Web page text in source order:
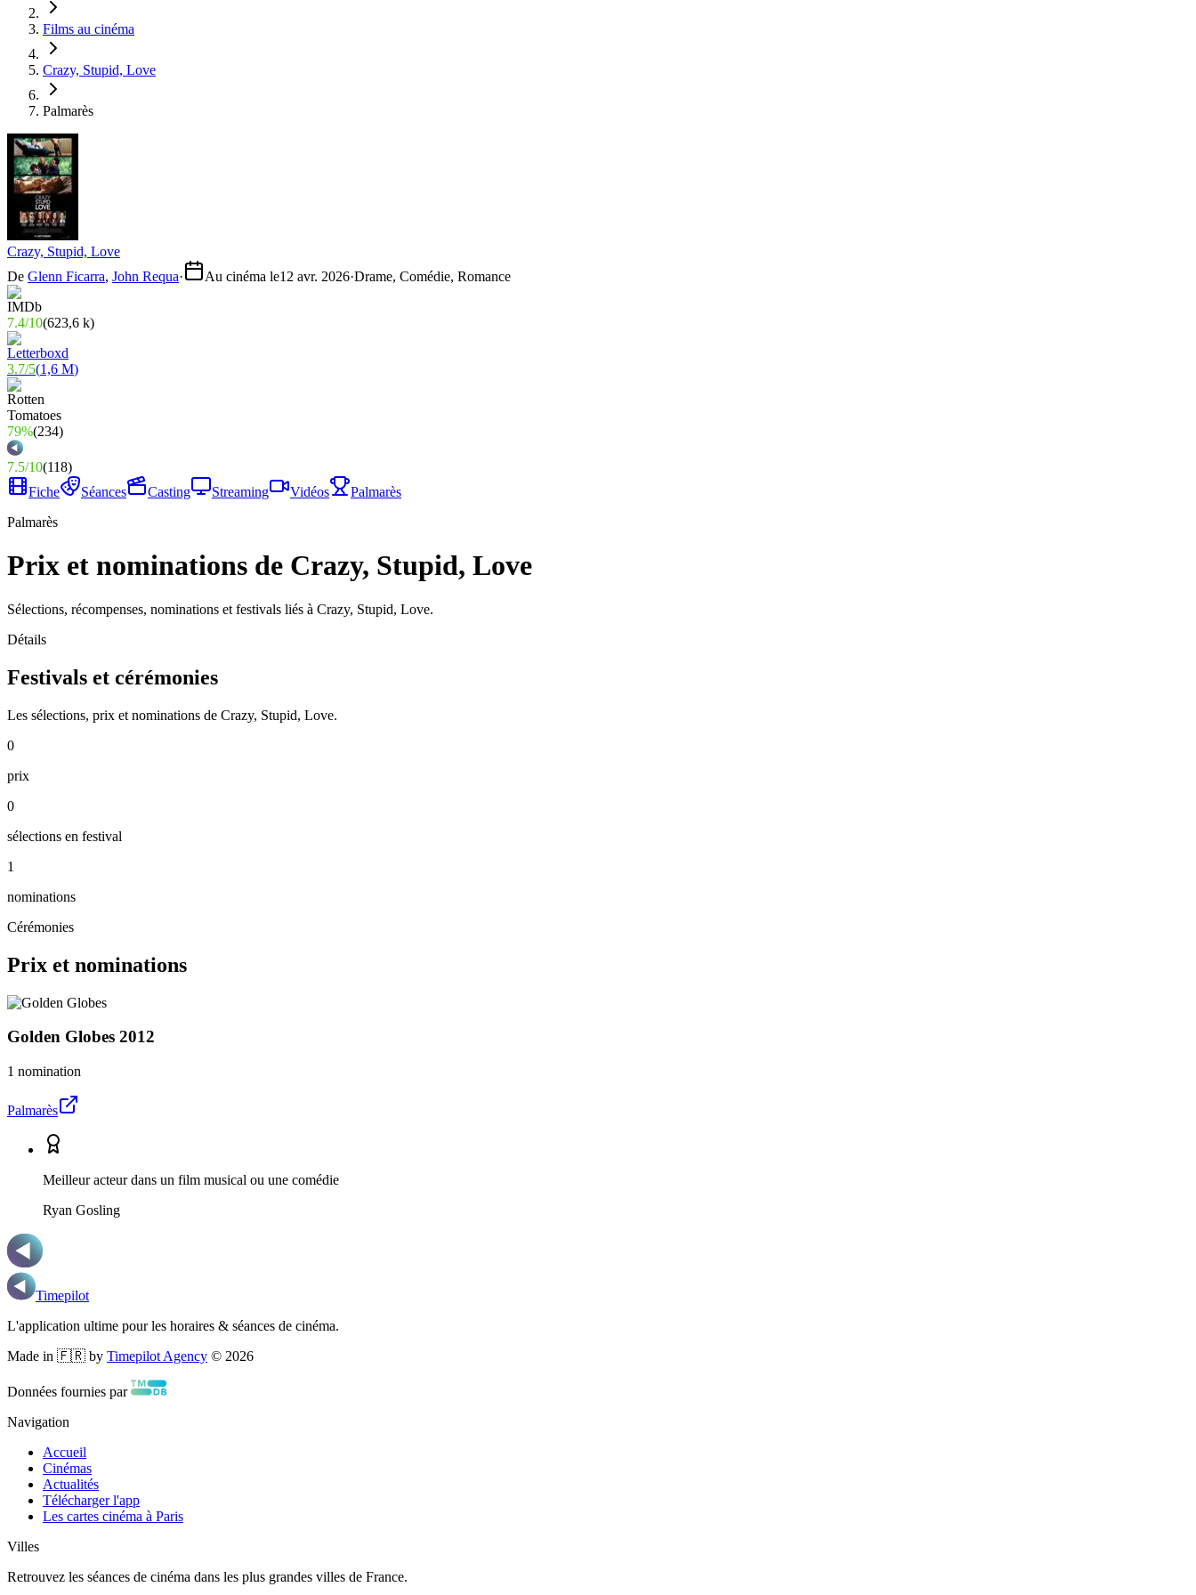
Films au cinéma
Crazy, Stupid, Love
Palmarès
Crazy, Stupid, Love
De Glenn Ficarra, John Requa· Au cinéma le12 avr. 2026·Drame, Comédie, Romance
7.4/10(623,6 k)
3.7/5(1,6 M)
79%(234)
7.5/10(118)
Fiche
Séances Casting Streaming Vidéos
Palmarès
Palmarès
Prix et nominations de Crazy, Stupid, Love
Sélections, récompenses, nominations et festivals liés à Crazy, Stupid, Love.
Détails
Festivals et cérémonies
Les sélections, prix et nominations de Crazy, Stupid, Love.
0
prix
0
sélections en festival
1
nominations
Cérémonies
Prix et nominations
Golden Globes 2012
1 nomination
Palmarès
Meilleur acteur dans un film musical ou une comédie
Ryan Gosling
Timepilot
L'application ultime pour les horaires & séances de cinéma.
Made in 🇫🇷 by Timepilot Agency © 2026
Données fournies par
Navigation
Accueil
Cinémas
Actualités
Télécharger l'app
Les cartes cinéma à Paris
Villes
Retrouvez les séances de cinéma dans les plus grandes villes de France.